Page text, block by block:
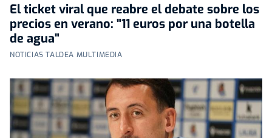
El ticket viral que reabre el debate sobre los
precios en verano: "11 euros por una botella
de agua"
NOTICIAS TALDEA MULTIMEDIA